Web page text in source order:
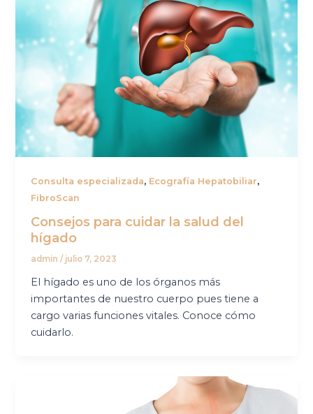
Consulta especializada, Ecografía Hepatobiliar,
FibroScan
Consejos para cuidar la salud del
hígado
admin/ julio 7, 2023
El hígado es uno de los órganos más
importantes de nuestro cuerpo pues tiene a
cargo varias funciones vitales. Conoce cómo
cuidarlo.